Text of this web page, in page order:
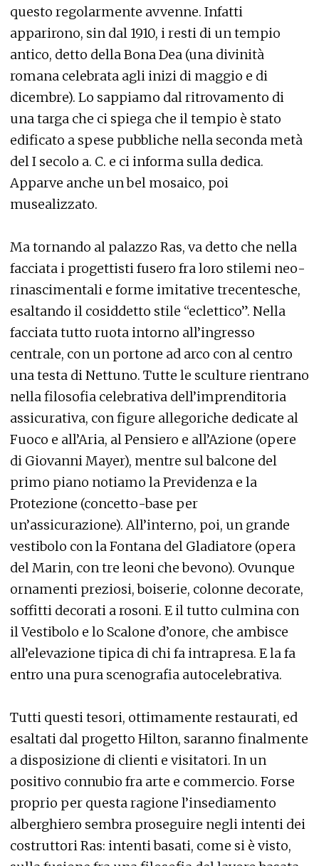
questo regolarmente avvenne. Infatti
apparirono, sin dal 1910, i resti di un tempio
antico, detto della Bona Dea (una divinità
romana celebrata agli inizi di maggio e di
dicembre). Lo sappiamo dal ritrovamento di
una targa che ci spiega che il tempio è stato
edificato a spese pubbliche nella seconda metà
del I secolo a. C. e ci informa sulla dedica.
Apparve anche un bel mosaico, poi
musealizzato.
Ma tornando al palazzo Ras, va detto che nella
facciata i progettisti fusero fra loro stilemi neo-
rinascimentali e forme imitative trecentesche,
esaltando il cosiddetto stile “eclettico”. Nella
facciata tutto ruota intorno all’ingresso
centrale, con un portone ad arco con al centro
una testa di Nettuno. Tutte le sculture rientrano
nella filosofia celebrativa dell’imprenditoria
assicurativa, con figure allegoriche dedicate al
Fuoco e all’Aria, al Pensiero e all’Azione (opere
di Giovanni Mayer), mentre sul balcone del
primo piano notiamo la Previdenza e la
Protezione (concetto-base per
un’assicurazione). All’interno, poi, un grande
vestibolo con la Fontana del Gladiatore (opera
del Marin, con tre leoni che bevono). Ovunque
ornamenti preziosi, boiserie, colonne decorate,
soffitti decorati a rosoni. E il tutto culmina con
il Vestibolo e lo Scalone d’onore, che ambisce
all’elevazione tipica di chi fa intrapresa. E la fa
entro una pura scenografia autocelebrativa.
Tutti questi tesori, ottimamente restaurati, ed
esaltati dal progetto Hilton, saranno finalmente
a disposizione di clienti e visitatori. In un
positivo connubio fra arte e commercio. Forse
proprio per questa ragione l’insediamento
alberghiero sembra proseguire negli intenti dei
costruttori Ras: intenti basati, come si è visto,